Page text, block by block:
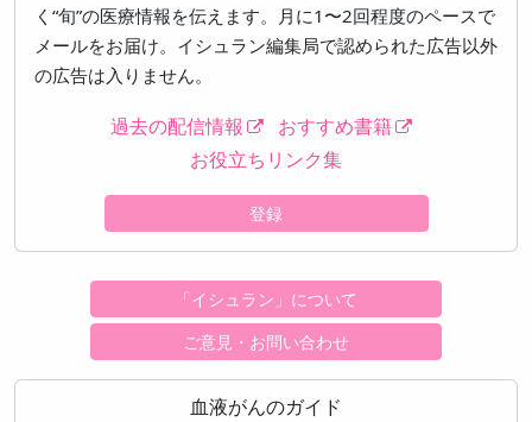
く“旬”の医療情報を伝えます。月に1〜2回程度のペースで
メールをお届け。イシュラン編集局で認められた広告以外
の広告は入りません。
過去の配信情報
おすすめ書籍
お役立ちリンク集
登録
「イシュラン」について
ご意見・お問い合わせ
血液がんのガイド